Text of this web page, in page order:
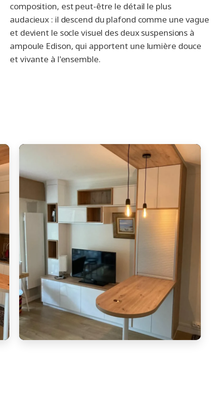
composition, est peut-être le détail le plus
audacieux : il descend du plafond comme une vague
et devient le socle visuel des deux suspensions à
ampoule Edison, qui apportent une lumière douce
et vivante à l'ensemble.